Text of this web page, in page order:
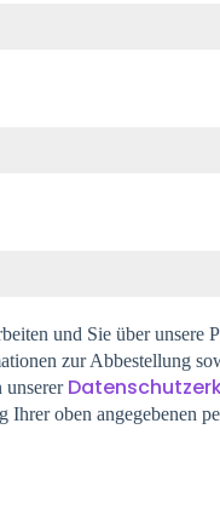
und Sie über unsere
zur Abbestellung
unserer
oben angegebenen